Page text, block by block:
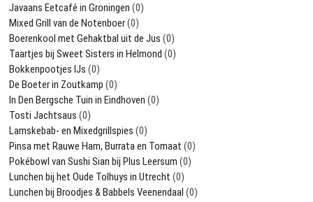
Javaans Eetcafé in Groningen (0)
Mixed Grill van de Notenboer(0)
Boerenkool met Gehaktbal uit de Jus (0)
Taartjes bij Sweet Sisters in Helmond (0)
Bokkenpootjes IJs (0)
De Boeter in Zoutkamp (0)
In Den Bergsche Tuin in Eindhoven (0)
Tosti Jachtsaus (0)
Lamskebab- en Mixedgrillspies (0)
Pinsa met Rauwe Ham, Burrata en Tomaat (0)
Pokébowl van Sushi Sian bij Plus Leersum (0)
Lunchen bij het Oude Tolhuys in Utrecht (0)
Lunchen bij Broodjes & Babbels Veenendaal (0)